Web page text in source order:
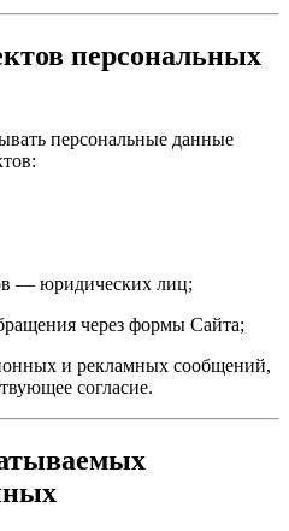
персональных
персональные данные
— юридических лиц;
через формы Сайта;
и рекламных сообщений,
согласие.